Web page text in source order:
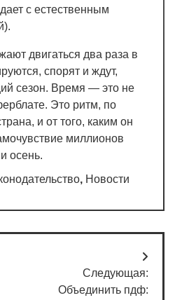
с естественным
двигаться два раза в
спорят и ждут,
сезон. Время — это не
Это ритм, по
и от того, каким он
миллионов
осень.
, Новости
Следующая:
Объединить пдф: